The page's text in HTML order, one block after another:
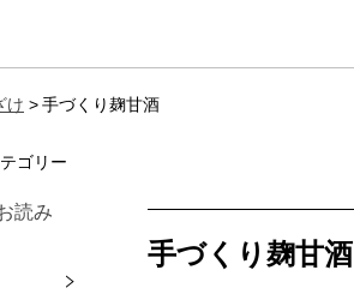
け 手づくり麹甘酒
手づくり麹甘酒
ゴリー
読み